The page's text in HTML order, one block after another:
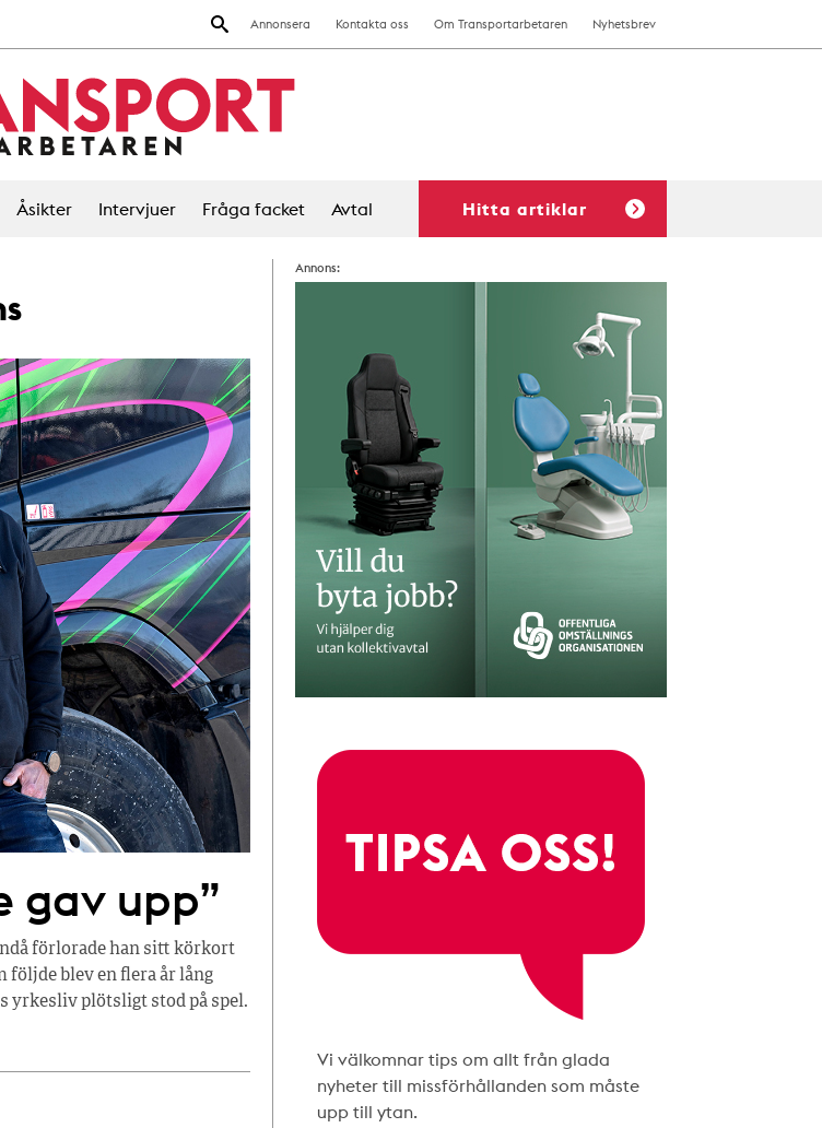
Annonsera Kontakta oss Om Transportarbetaren Nyhetsbrev
Åsikter Intervjuer Fråga facket Avtal Hitta artiklar
gav upp”
förlorade han sitt körkort
följde blev en flera år lång
yrkesliv plötsligt stod på spel.
Annons:
Vi välkomnar tips om allt från glada
nyheter till missförhållanden som måste
upp till ytan.